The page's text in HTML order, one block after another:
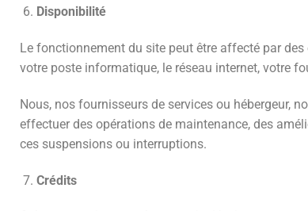
Disponibilité
Le fonctionnement du site peut être affecté par
votre poste informatique, le réseau internet, votre
Nous, nos fournisseurs de services ou hébergeur,
effectuer des opérations de maintenance, des
ces suspensions ou interruptions.
Crédits